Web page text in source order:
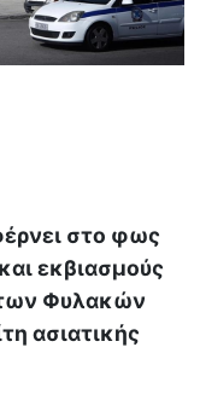
στο φως
εκβιασμούς
Φυλακών
ασιατικής